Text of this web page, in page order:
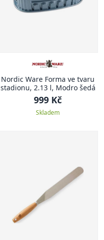
Nordic Ware Forma ve tvaru
stadionu, 2.13 l, Modro šedá
999 Kč
Skladem